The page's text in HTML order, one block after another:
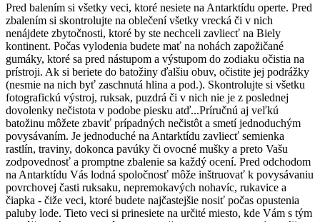
Pred balením si všetky veci, ktoré nesiete na Antarktídu operte. Pred
zbalením si skontrolujte na oblečení všetky vrecká či v nich
nenájdete zbytočnosti, ktoré by ste nechceli zavliecť na Biely
kontinent. Počas vylodenia budete mať na nohách zapožičané
gumáky, ktoré sa pred nástupom a výstupom do zodiaku očistia na
prístroji. Ak si beriete do batožiny ďalšiu obuv, očistite jej podrážky
(nesmie na nich byť zaschnutá hlina a pod.). Skontrolujte si všetku
fotografickú výstroj, ruksak, puzdrá či v nich nie je z poslednej
dovolenky nečistota v podobe piesku atď...Príručnú aj veľkú
batožinu môžete zbaviť prípadných nečistôt a smetí jednoduchým
povysávaním. Je jednoduché na Antarktídu zavliecť semienka
rastlín, traviny, dokonca pavúky či ovocné mušky a preto Vašu
zodpovednosť a promptne zbalenie sa každý ocení. Pred odchodom
na Antarktídu Vás lodná spoločnosť môže inštruovať k povysávaniu
povrchovej časti ruksaku, nepremokavých nohavíc, rukavice a
čiapka - čiže veci, ktoré budete najčastejšie nosiť počas opustenia
paluby lode. Tieto veci si prinesiete na určité miesto, kde Vám s tým